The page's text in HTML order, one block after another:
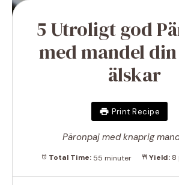
5 Utroligt god
med mandel
älskar
Print Recipe
Päronpaj med knaprig
Total Time: 55 minuter Yield: 8